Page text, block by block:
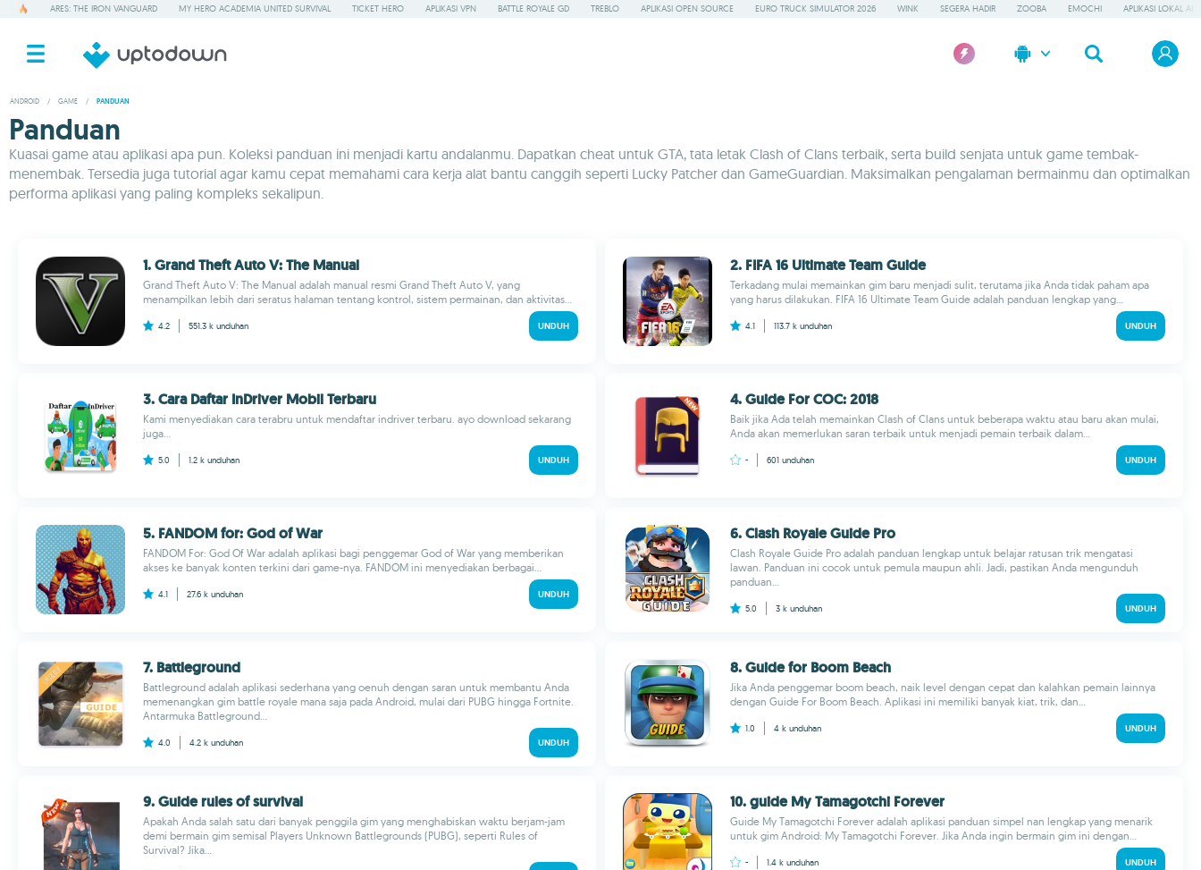
ARES: THE IRON VANGUARD MY HERO ACADEMIA UNITED SURVIVAL TICKET HERO APLIKASI VPN BATTLE ROYALE GD TREBLO APLIKASI OPEN SOURCE EURO TRUCK SIMULATOR 2026 WINK SEGERA HADIR ZOOBA EMOCHI APLIKASI LOKAL AI
ANDROID / GAME / PANDUAN
Panduan
Kuasai game atau aplikasi apa pun. Koleksi panduan ini menjadi kartu andalanmu. Dapatkan cheat untuk GTA, tata letak Clash of Clans terbaik, serta build senjata untuk game tembak-
menembak. Tersedia juga tutorial agar kamu cepat memahami cara kerja alat bantu canggih seperti Lucky Patcher dan GameGuardian. Maksimalkan pengalaman bermainmu dan optimalkan
performa aplikasi yang paling kompleks sekalipun.
1. Grand Theft Auto V: The Manual
Grand Theft Auto V: The Manual adalah manual resmi Grand Theft Auto V, yang
menampilkan lebih dari seratus halaman tentang kontrol, sistem permainan, dan aktivitas...
4.2 551.3 k unduhan UNDUH
2. FIFA 16 Ultimate Team Guide
Terkadang mulai memainkan gim baru menjadi sulit, terutama jika Anda tidak paham apa
yang harus dilakukan. FIFA 16 Ultimate Team Guide adalah panduan lengkap yang...
4.1 113.7 k unduhan UNDUH
3. Cara Daftar InDriver Mobil Terbaru
Kami menyediakan cara terabru untuk mendaftar indriver terbaru. ayo download sekarang
juga...
5.0 1.2 k unduhan UNDUH
4. Guide For COC: 2018
Baik jika Ada telah memainkan Clash of Clans untuk beberapa waktu atau baru akan mulai,
Anda akan memerlukan saran terbaik untuk menjadi pemain terbaik dalam...
- 601 unduhan UNDUH
5. FANDOM for: God of War
FANDOM For: God Of War adalah aplikasi bagi penggemar God of War yang memberikan
akses ke banyak konten terkini dari game-nya. FANDOM ini menyediakan berbagai...
4.1 27.6 k unduhan UNDUH
6. Clash Royale Guide Pro
Clash Royale Guide Pro adalah panduan lengkap untuk belajar ratusan trik mengatasi
lawan. Panduan ini cocok untuk pemula maupun ahli. Jadi, pastikan Anda mengunduh
panduan...
5.0 3 k unduhan UNDUH
7. Battleground
Battleground adalah aplikasi sederhana yang oenuh dengan saran untuk membantu Anda
memenangkan gim battle royale mana saja pada Android, mulai dari PUBG hingga Fortnite.
Antarmuka Battleground...
4.0 4.2 k unduhan UNDUH
8. Guide for Boom Beach
Jika Anda penggemar boom beach, naik level dengan cepat dan kalahkan pemain lainnya
dengan Guide For Boom Beach. Aplikasi ini memiliki banyak kiat, trik, dan...
1.0 4 k unduhan UNDUH
9. Guide rules of survival
Apakah Anda salah satu dari banyak penggila gim yang menghabiskan waktu berjam-jam
demi bermain gim semisal Players Unknown Battlegrounds (PUBG), seperti Rules of
Survival? Jika...
10. guide My Tamagotchi Forever
Guide My Tamagotchi Forever adalah aplikasi panduan simpel nan lengkap yang menarik
untuk gim Android: My Tamagotchi Forever. Jika Anda ingin bermain gim ini dengan...
- 1.4 k unduhan UNDUH